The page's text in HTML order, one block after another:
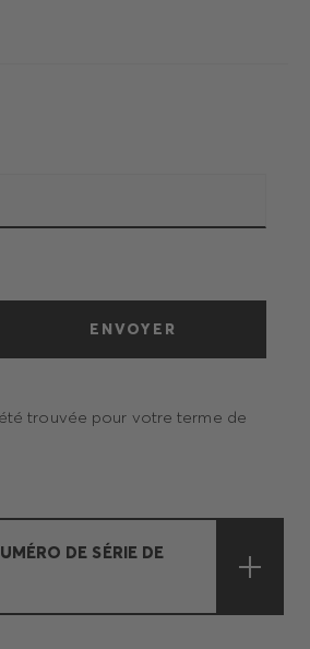
ENVOYER
trouvée pour votre terme de
DE SÉRIE DE